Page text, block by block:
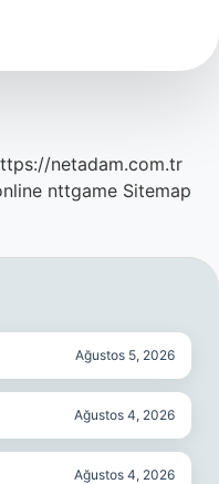
netadam.com.tr
nttgame Sitemap
Ağustos 5, 2026
Ağustos 4, 2026
Ağustos 4, 2026